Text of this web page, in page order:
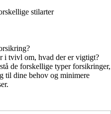
stilarter
i tvivl om, hvad der er vigtigt?
de forskellige typer forsikringer,
til dine behov og minimere